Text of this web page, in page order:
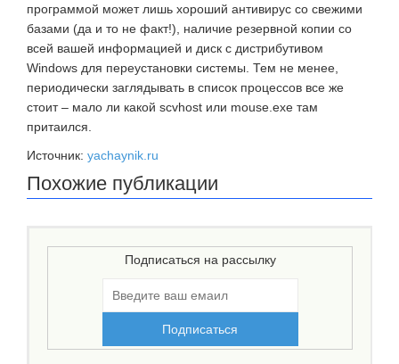
программой может лишь хороший антивирус со свежими
базами (да и то не факт!), наличие резервной копии со
всей вашей информацией и диск с дистрибутивом
Windows для переустановки системы. Тем не менее,
периодически заглядывать в список процессов все же
стоит – мало ли какой scvhost или mouse.exe там
притаился.
Источник: yachaynik.ru
Похожие публикации
Подписаться на рассылку